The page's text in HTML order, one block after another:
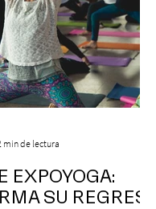
EXPOYOGA:
SU REGRESO
min de lectura